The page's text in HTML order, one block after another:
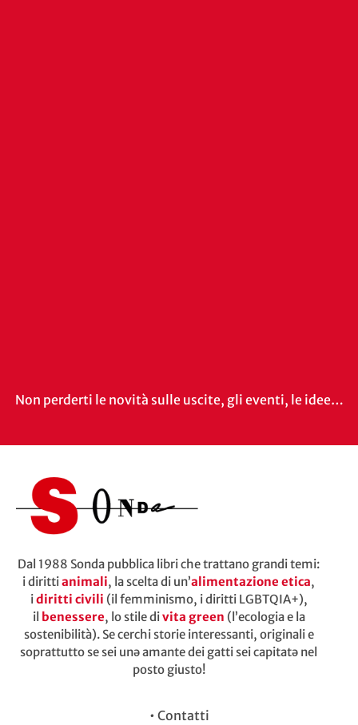
Non perderti le novità sulle uscite, gli eventi, le idee…
Dal 1988 Sonda pubblica libri che trattano grandi temi:
i dirittianimali, la scelta di un’alimentazione etica,
idiritti civili (il femminismo, i diritti LGBTQIA+),
il benessere, lo stile divita green (l’ecologia e la
sostenibilità). Se cerchi storie interessanti, originali e
soprattutto se sei unə amante dei gatti sei capitatə nel
posto giusto!
• Contatti